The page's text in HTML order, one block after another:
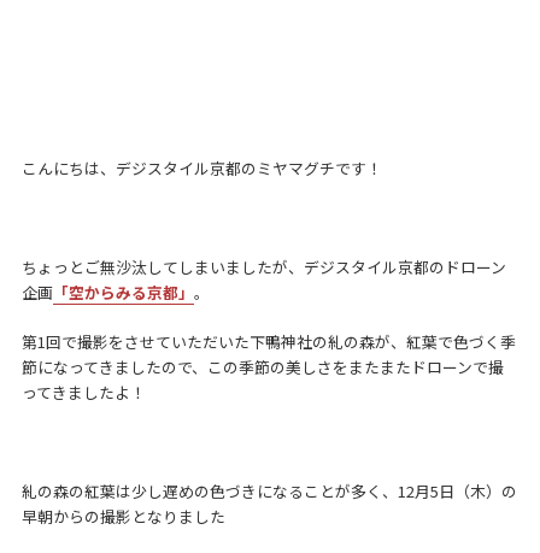
こんにちは、デジスタイル京都のミヤマグチです！
ちょっとご無沙汰してしまいましたが、デジスタイル京都のドローン
企画「空からみる京都」 。
第1回で撮影をさせていただいた下鴨神社の糺の森が、紅葉で色づく季
節になってきましたので、この季節の美しさをまたまたドローンで撮
ってきましたよ！
糺の森の紅葉は少し遅めの色づきになることが多く、12月5日（木）の
早朝からの撮影となりました